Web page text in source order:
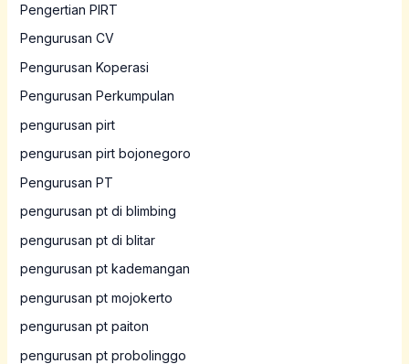
Pengertian PIRT
Pengurusan CV
Pengurusan Koperasi
Pengurusan Perkumpulan
pengurusan pirt
pengurusan pirt bojonegoro
Pengurusan PT
pengurusan pt di blimbing
pengurusan pt di blitar
pengurusan pt kademangan
pengurusan pt mojokerto
pengurusan pt paiton
pengurusan pt probolinggo